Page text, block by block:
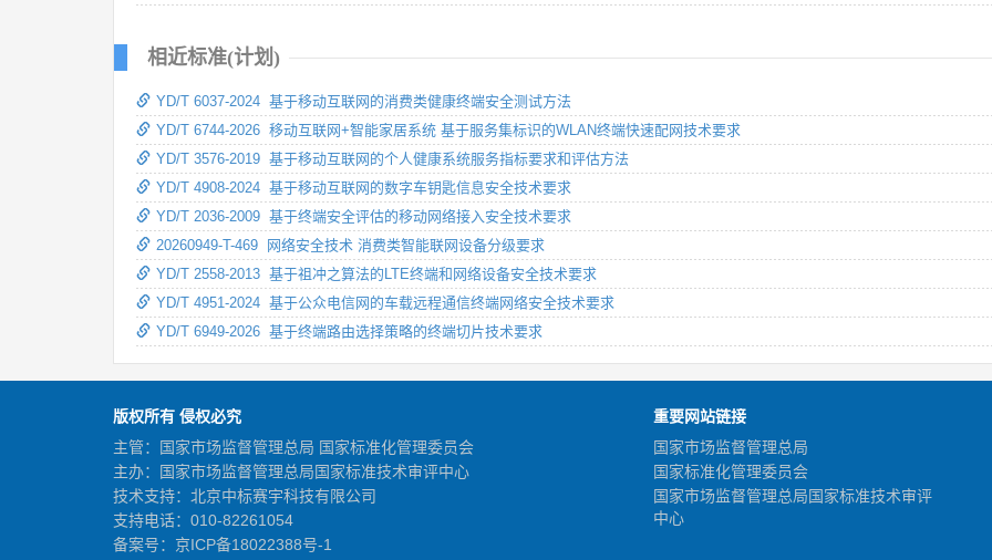
相近标准(计划)
YD/T 6037-2024 基于移动互联网的消费类健康终端安全测试方法
YD/T 6744-2026 移动互联网+智能家居系统 基于服务集标识的WLAN终端快速配网技术要求
YD/T 3576-2019 基于移动互联网的个人健康系统服务指标要求和评估方法
YD/T 4908-2024 基于移动互联网的数字车钥匙信息安全技术要求
YD/T 2036-2009 基于终端安全评估的移动网络接入安全技术要求
20260949-T-469 网络安全技术 消费类智能联网设备分级要求
YD/T 2558-2013 基于祖冲之算法的LTE终端和网络设备安全技术要求
YD/T 4951-2024 基于公众电信网的车载远程通信终端网络安全技术要求
YD/T 6949-2026 基于终端路由选择策略的终端切片技术要求
版权所有 侵权必究
主管：国家市场监督管理总局 国家标准化管理委员会
主办：国家市场监督管理总局国家标准技术审评中心
技术支持：北京中标赛宇科技有限公司
支持电话：010-82261054
备案号： 京ICP备18022388号-1
重要网站链接
国家市场监督管理总局
国家标准化管理委员会
国家市场监督管理总局国家标准技术审评
中心